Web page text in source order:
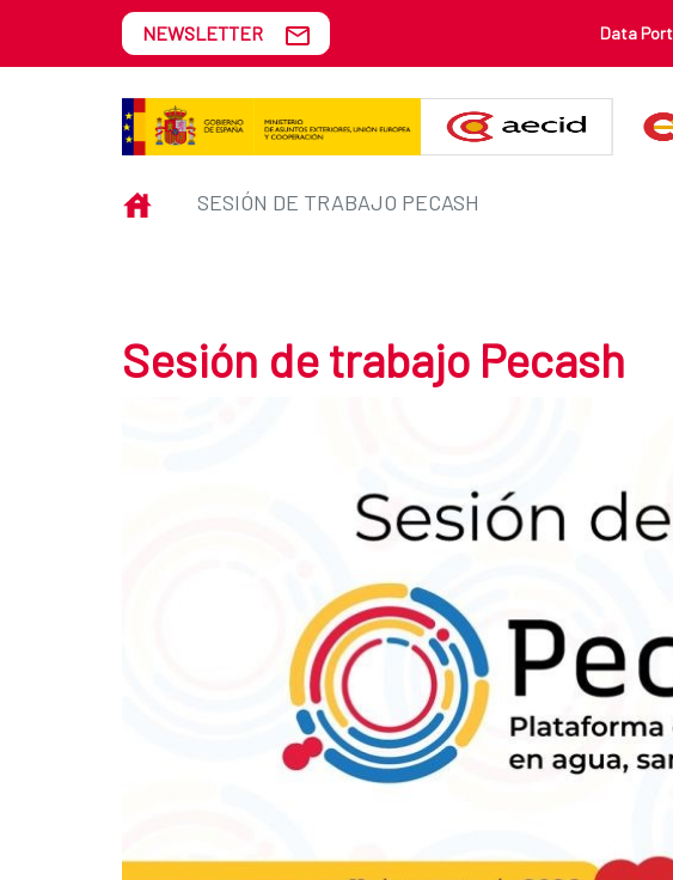
Skip to Main Content
Sesión de trabajo Pecash
NEWSLETTER Data
INICIOSESIÓN DE TRABAJO PECASH
Sesión de trabajo Pecash